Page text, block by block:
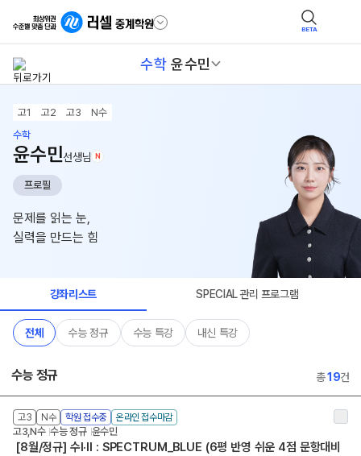
BETA
수학 윤수민
고1 고2 고3
N수
수학
윤수민선생님 N
프로필
문제를 읽는 눈,
실력을 만드는 힘
강좌리스트 SPECIAL 관리 프로그램
전체 수능 정규 수능 특강 내신 특강
수능 정규 총19건
고3 N수 학원 접수중 온라인 접수마감
고3,N수 수능 정규 윤수민
[8월/정규] 수Ⅰ·Ⅱ : SPECTRUM_BLUE (6평 반영 쉬운 4점 문항대비